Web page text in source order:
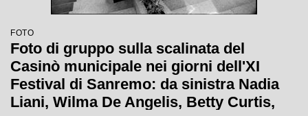
FOTO
Foto di gruppo sulla scalinata del
Casinò municipale nei giorni dell'XI
Festival di Sanremo: da sinistra Nadia
Liani, Wilma De Angelis, Betty Curtis,